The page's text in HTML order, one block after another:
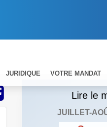
JURIDIQUE VOTRE MANDAT
Lire le
JUILLET-